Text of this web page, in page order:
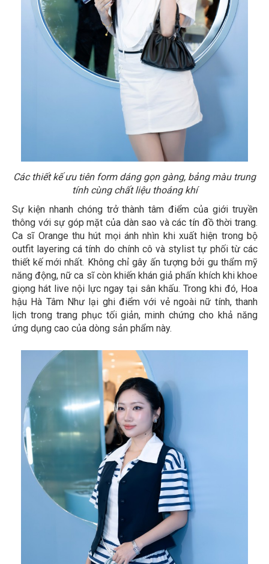
Các thiết kế ưu tiên form dáng gọn gàng, bảng màu trung
tính cùng chất liệu thoáng khí
Sự kiện nhanh chóng trở thành tâm điểm của giới truyền
thông với sự góp mặt của dàn sao và các tín đồ thời trang.
Ca sĩ Orange thu hút mọi ánh nhìn khi xuất hiện trong bộ
outfit layering cá tính do chính cô và stylist tự phối từ các
thiết kế mới nhất. Không chỉ gây ấn tượng bởi gu thẩm mỹ
năng động, nữ ca sĩ còn khiến khán giả phấn khích khi khoe
giọng hát live nội lực ngay tại sân khấu. Trong khi đó, Hoa
hậu Hà Tâm Như lại ghi điểm với vẻ ngoài nữ tính, thanh
lịch trong trang phục tối giản, minh chứng cho khả năng
ứng dụng cao của dòng sản phẩm này.